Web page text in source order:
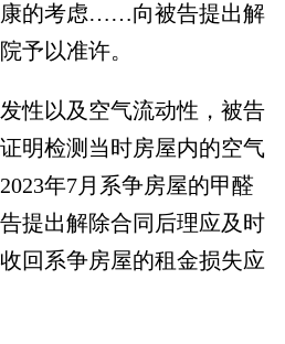
康的考虑……向被告提出解
予以准许。
以及空气流动性，被告
明检测当时房屋内的空气
年7月系争房屋的甲醛
提出解除合同后理应及时
回系争房屋的租金损失应